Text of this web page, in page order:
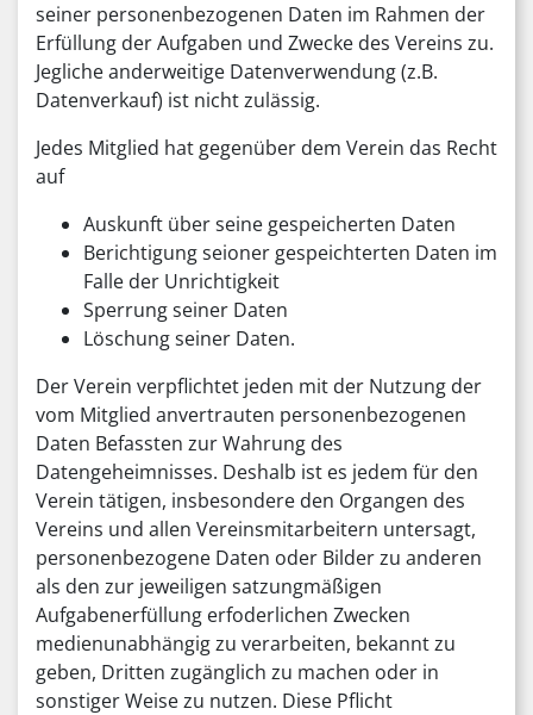
seiner personenbezogenen Daten im Rahmen der
Erfüllung der Aufgaben und Zwecke des Vereins zu.
Jegliche anderweitige Datenverwendung (z.B.
Datenverkauf) ist nicht zulässig.
Jedes Mitglied hat gegenüber dem Verein das Recht
auf
Auskunft über seine gespeicherten Daten
Berichtigung seioner gespeichterten Daten im
Falle der Unrichtigkeit
Sperrung seiner Daten
Löschung seiner Daten.
Der Verein verpflichtet jeden mit der Nutzung der
vom Mitglied anvertrauten personenbezogenen
Daten Befassten zur Wahrung des
Datengeheimnisses. Deshalb ist es jedem für den
Verein tätigen, insbesondere den Organgen des
Vereins und allen Vereinsmitarbeitern untersagt,
personenbezogene Daten oder Bilder zu anderen
als den zur jeweiligen satzungmäßigen
Aufgabenerfüllung erfoderlichen Zwecken
medienunabhängig zu verarbeiten, bekannt zu
geben, Dritten zugänglich zu machen oder in
sonstiger Weise zu nutzen. Diese Pflicht